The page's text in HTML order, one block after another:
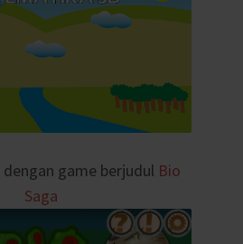
dengan game berjudul Bio
Saga